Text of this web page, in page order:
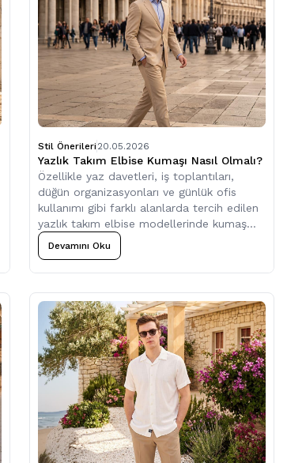
Stil Önerileri 20.05.2026
Yazlık Takım Elbise Kumaşı Nasıl Olmalı​?
Özellikle yaz davetleri, iş toplantıları,
düğün organizasyonları ve günlük ofis
kullanımı gibi farklı alanlarda tercih edilen
yazlık takım elbise modellerinde kumaş
seçimi doğrudan kullanım deneyimini
etkiler.
Devamını Oku